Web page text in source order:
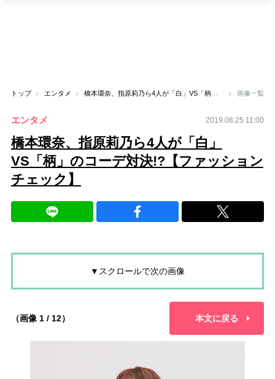
トップ エンタメ 橋本環奈、指原莉乃ら4人が「白」VS「柄」のコーデ対決!?【ファッションチェック】 画像一覧
エンタメ 2019.08.25 11:00
橋本環奈、指原莉乃ら4人が「白」
VS「柄」のコーデ対決!?【ファッション
チェック】
▼スクロールで次の画像
（画像 1 / 12） 本文に戻る